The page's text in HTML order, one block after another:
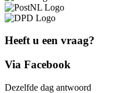
Heeft u een vraag?
Via Facebook
Dezelfde dag antwoord